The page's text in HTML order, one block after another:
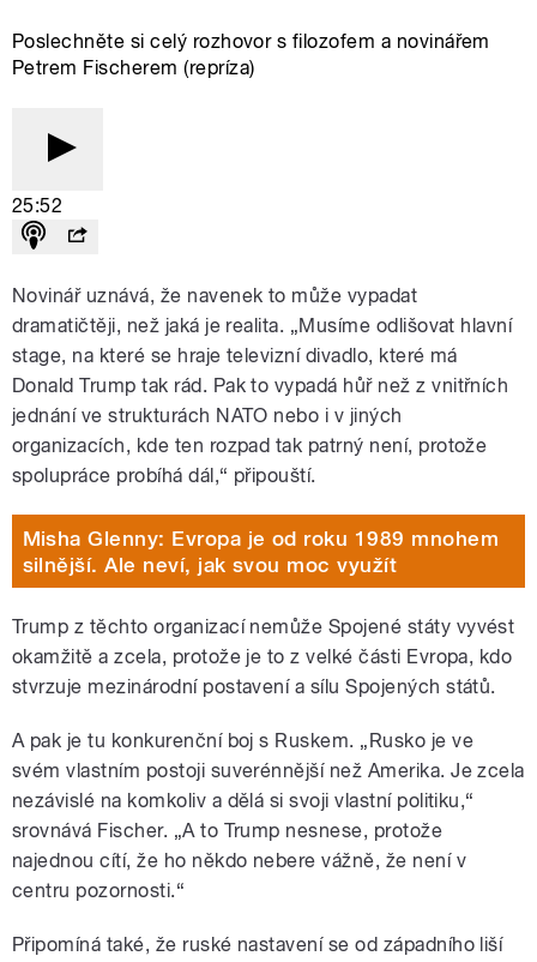
Poslechněte si celý rozhovor s filozofem a novinářem
Petrem Fischerem (repríza)
25:52
Novinář uznává, že navenek to může vypadat
dramatičtěji, než jaká je realita. „Musíme odlišovat hlavní
stage, na které se hraje televizní divadlo, které má
Donald Trump tak rád. Pak to vypadá hůř než z vnitřních
jednání ve strukturách NATO nebo i v jiných
organizacích, kde ten rozpad tak patrný není, protože
spolupráce probíhá dál,“ připouští.
Misha Glenny: Evropa je od roku 1989 mnohem
silnější. Ale neví, jak svou moc využít
Trump z těchto organizací nemůže Spojené státy vyvést
okamžitě a zcela, protože je to z velké části Evropa, kdo
stvrzuje mezinárodní postavení a sílu Spojených států.
A pak je tu konkurenční boj s Ruskem. „Rusko je ve
svém vlastním postoji suverénnější než Amerika. Je zcela
nezávislé na komkoliv a dělá si svoji vlastní politiku,“
srovnává Fischer. „A to Trump nesnese, protože
najednou cítí, že ho někdo nebere vážně, že není v
centru pozornosti.“
Připomíná také, že ruské nastavení se od západního liší